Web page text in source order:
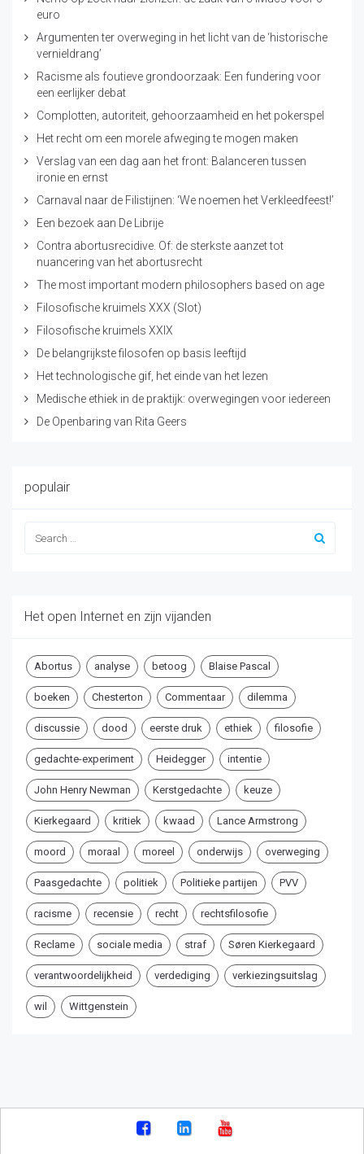
euro
Argumenten ter overweging in het licht van de ‘historische
vernieldrang’
Racisme als foutieve grondoorzaak: Een fundering voor
een eerlijker debat
Complotten, autoriteit, gehoorzaamheid en het pokerspel
Het recht om een morele afweging te mogen maken
Verslag van een dag aan het front: Balanceren tussen
ironie en ernst
Carnaval naar de Filistijnen: ‘We noemen het Verkleedfeest!’
Een bezoek aan De Librije
Contra abortusrecidive. Of: de sterkste aanzet tot
nuancering van het abortusrecht
The most important modern philosophers based on age
Filosofische kruimels XXX (Slot)
Filosofische kruimels XXIX
De belangrijkste filosofen op basis leeftijd
Het technologische gif, het einde van het lezen
Medische ethiek in de praktijk: overwegingen voor iedereen
De Openbaring van Rita Geers
populair
Het open Internet en zijn vijanden
Abortus analyse betoog Blaise Pascal
boeken Chesterton Commentaar dilemma
discussie dood eerste druk ethiek filosofie
gedachte-experiment Heidegger intentie
John Henry Newman Kerstgedachte keuze
Kierkegaard kritiek kwaad Lance Armstrong
moord moraal moreel onderwijs overweging
Paasgedachte politiek Politieke partijen PVV
racisme recensie recht rechtsfilosofie
Reclame sociale media straf Søren Kierkegaard
verantwoordelijkheid verdediging verkiezingsuitslag
wil Wittgenstein